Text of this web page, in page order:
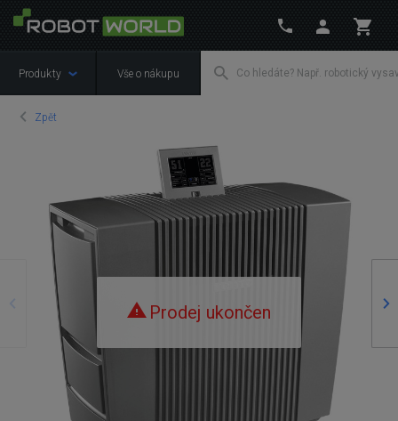
Produkty Vše o nákupu
Zpět
Předchozí
Prodej ukončen